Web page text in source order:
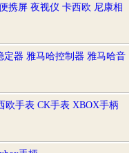
携屏 夜视仪 卡西欧 尼康相
器 雅马哈控制器 雅马哈音
欧手表 CK手表 XBOX手柄